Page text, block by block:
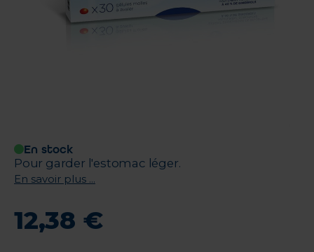
En stock
Pour garder l'estomac léger.
En savoir plus ...
12,38 €